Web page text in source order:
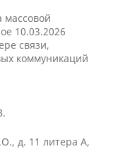
массовой
10.03.2026
связи,
коммуникаций
д. 11 литера А,